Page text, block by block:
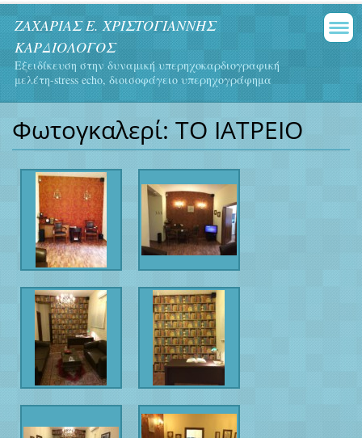
ΖΑΧΑΡΙΑΣ Ε. ΧΡΙΣΤΟΓΙΑΝΝΗΣ
ΚΑΡΔΙΟΛΟΓΟΣ
Εξειδίκευση στην δυναμική υπερηχοκαρδιογραφική
μελέτη-stress echo, διοισοφάγειο υπερηχογράφημα
Φωτογκαλερί: ΤΟ ΙΑΤΡΕΙΟ